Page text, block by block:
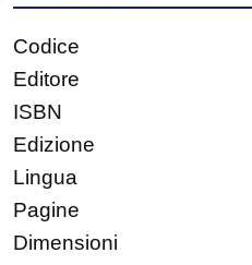
Codice
Editore
ISBN
Edizione
Lingua
Pagine
Dimensioni